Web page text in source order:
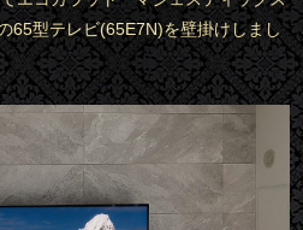
65型テレビ(65E7N)を壁掛けしまし